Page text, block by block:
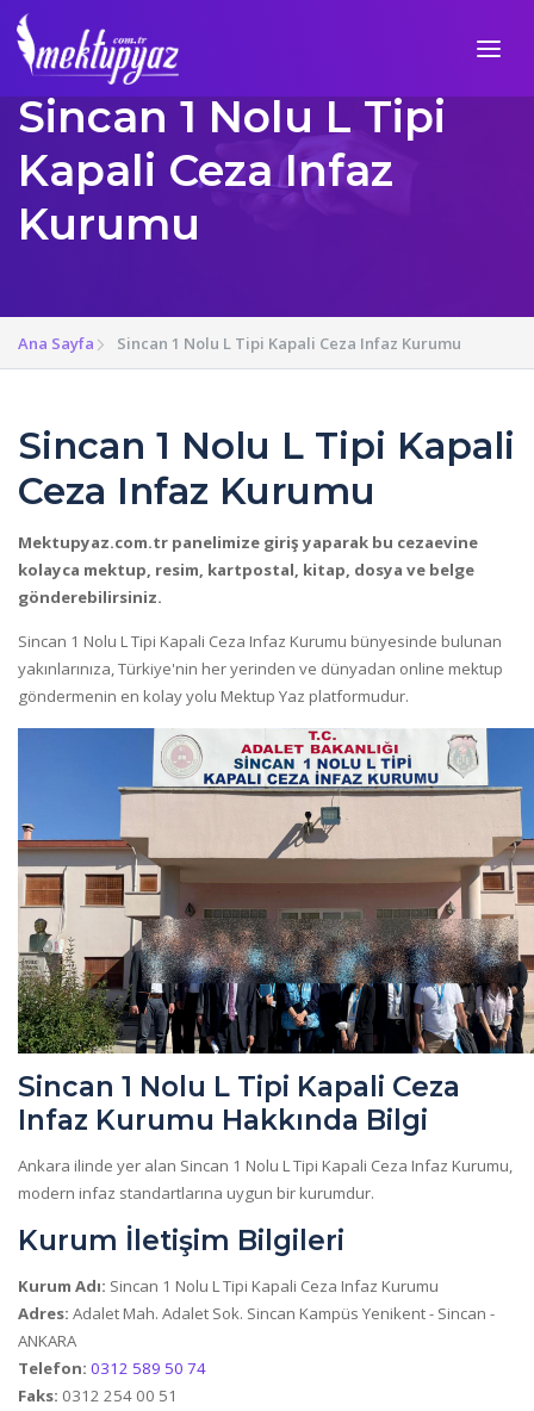
Sincan 1 Nolu L Tipi
Kapali Ceza Infaz
Kurumu
Ana Sayfa Sincan 1 Nolu L Tipi Kapali Ceza Infaz Kurumu
Sincan 1 Nolu L Tipi Kapali
Ceza Infaz Kurumu
Mektupyaz.com.tr panelimize giriş yaparak bu cezaevine
kolayca mektup, resim, kartpostal, kitap, dosya ve belge
gönderebilirsiniz.
Sincan 1 Nolu L Tipi Kapali Ceza Infaz Kurumu bünyesinde bulunan
yakınlarınıza, Türkiye'nin her yerinden ve dünyadan online mektup
göndermenin en kolay yolu Mektup Yaz platformudur.
Sincan 1 Nolu L Tipi Kapali Ceza
Infaz Kurumu Hakkında Bilgi
Ankara ilinde yer alan Sincan 1 Nolu L Tipi Kapali Ceza Infaz Kurumu,
modern infaz standartlarına uygun bir kurumdur.
Kurum İletişim Bilgileri
Kurum Adı: Sincan 1 Nolu L Tipi Kapali Ceza Infaz Kurumu
Adres: Adalet Mah. Adalet Sok. Sincan Kampüs Yenikent - Sincan -
ANKARA
Telefon: 0312 589 50 74
Faks: 0312 254 00 51